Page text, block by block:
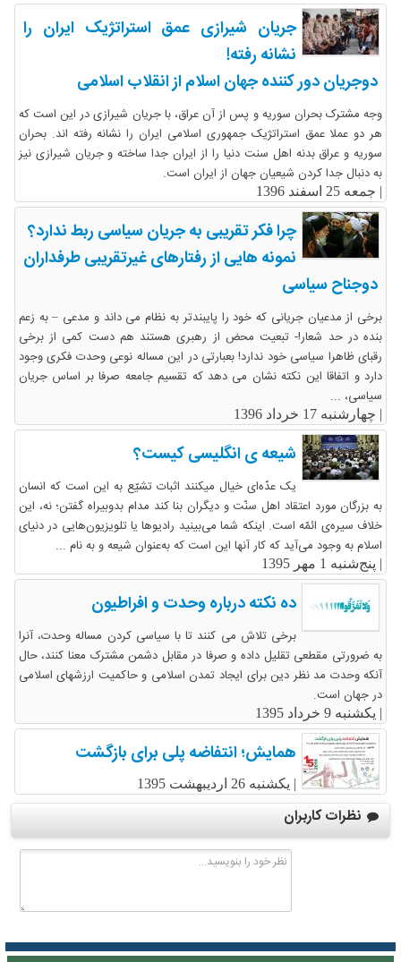
جریان شیرازی عمق استراتژیک ایران را
نشانه رفته!
دوجریان دور کننده جهان اسلام از انقلاب اسلامی
وجه مشترک بحران سوریه و پس از آن عراق، با جریان شیرازی در این است که
هر دو عملا عمق استراتژیک جمهوری اسلامی ایران را نشانه رفته اند. بحران
سوریه و عراق بدنه اهل سنت دنیا را از ایران جدا ساخته و جریان شیرازی نیز
به دنبال جدا کردن شیعیان جهان از ایران است.
| جمعه 25 اسفند 1396
چرا فکر تقریبی به جریان سیاسی ربط ندارد؟
نمونه هایی از رفتارهای غیرتقریبی طرفداران
دوجناح سیاسی
برخی از مدعیان جریانی که خود را پایبندتر به نظام می داند و مدعی – به زعم
بنده در حد شعار!- تبعیت محض از رهبری هستند هم دست کمی از برخی
رقبای ظاهرا سیاسی خود ندارد! بعبارتی در این مساله نوعی وحدت فکری وجود
دارد و اتفاقا این نکته نشان می دهد که تقسیم جامعه صرفا بر اساس جریان
سیاسی، ...
| چهارشنبه 17 خرداد 1396
شیعه ی انگلیسی کیست؟
یک عدّه‌ای خیال میکنند اثبات تشیّع به این است که انسان
به بزرگان مورد اعتقاد اهل سنّت و دیگران بنا کند مدام بدوبیراه گفتن؛ نه، این
خلاف سیره‌ی ائمّه است. اینکه شما می‌بینید رادیوها یا تلویزیون‌هایی در دنیای
اسلام به وجود می‌آید که کار آنها این است که به‌عنوان شیعه و به نام ...
| پنج‌شنبه 1 مهر 1395
ده نکته درباره وحدت و افراطیون
برخی تلاش می کنند تا با سیاسی کردن مساله وحدت، آنرا
به ضرورتی مقطعی تقلیل داده و صرفا در مقابل دشمن مشترک معنا کنند، حال
آنکه وحدت مد نظر دین برای ایجاد تمدن اسلامی و حاکمیت ارزشهای اسلامی
در جهان است.
| یکشنبه 9 خرداد 1395
همایش؛ انتفاضه پلی برای بازگشت
| یکشنبه 26 اردیبهشت 1395
نظرات کاربران